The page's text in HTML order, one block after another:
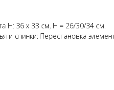
Н: 36 х 33 см, Н = 26/30/34 см.
и спинки: Перестановка